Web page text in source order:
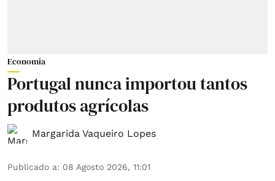
Economia
Portugal nunca importou tantos
produtos agrícolas
Margarida Vaqueiro Lopes
Publicado a: 08 Agosto 2026, 11:01